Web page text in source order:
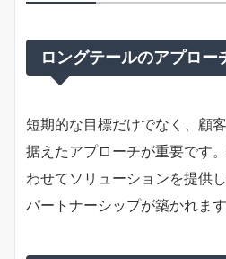
ロングテールのアプロー
短期的な目標だけでなく、顧
据えたアプローチが重要です
わせてソリューションを提供
パートナーシップが築かれます